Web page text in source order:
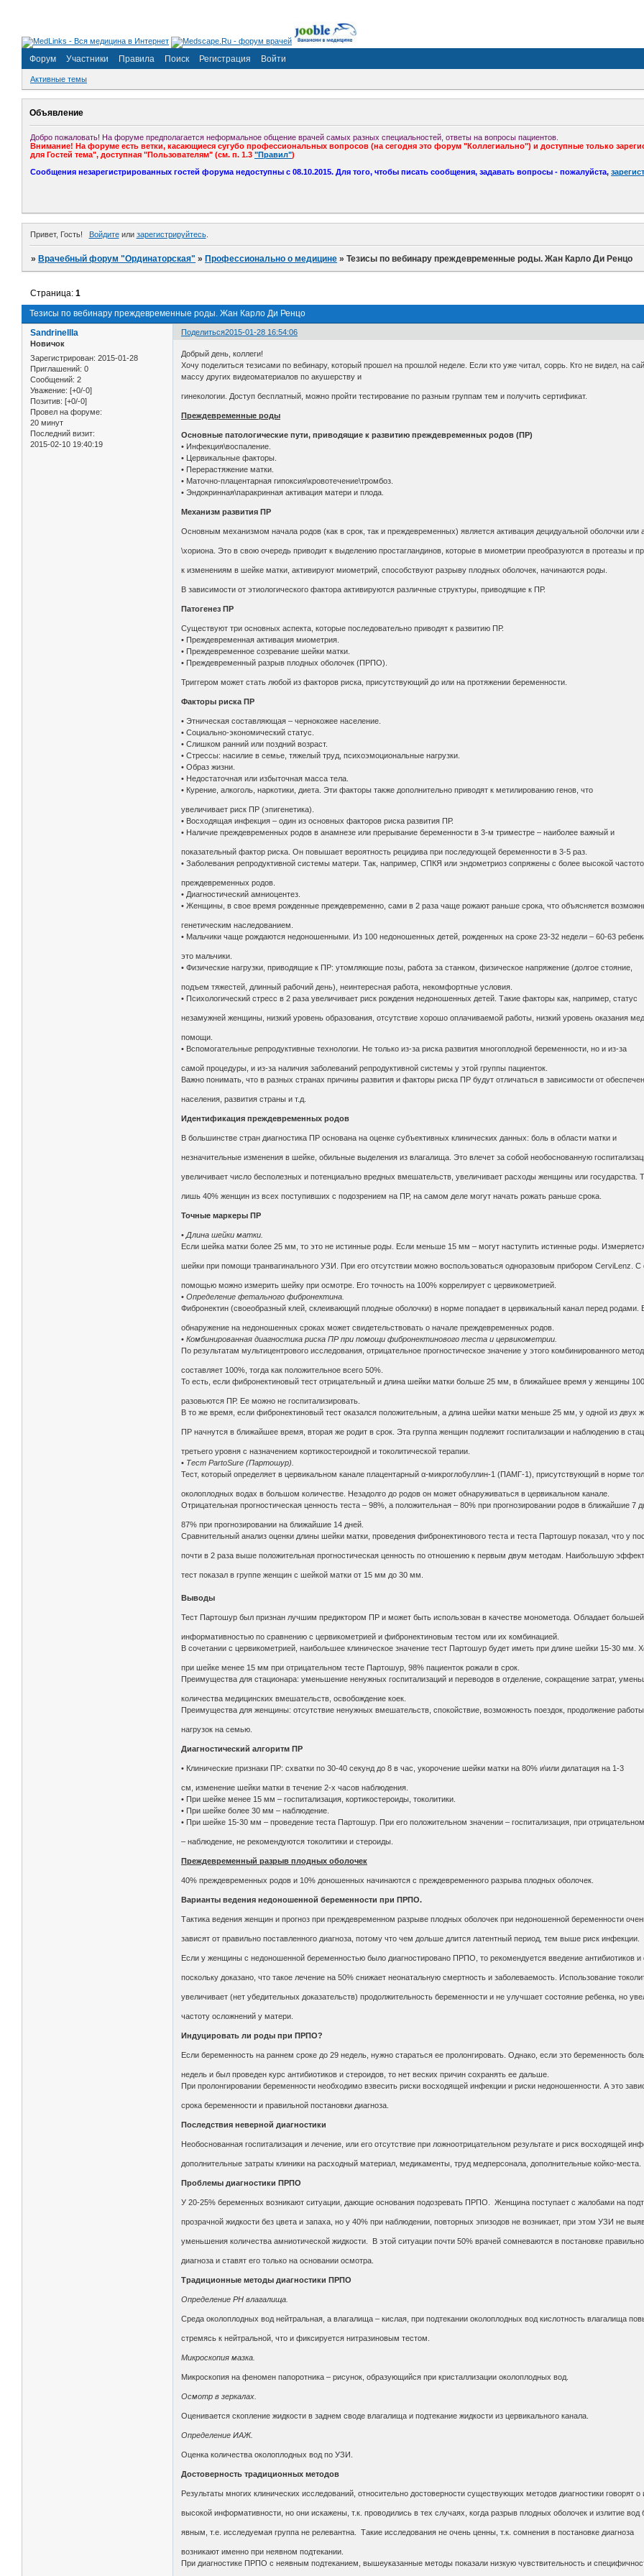
Форум Участники Правила Поиск Регистрация Войти
Активные темы
Объявление
Добро пожаловать! На форуме предполагается неформальное общение врачей самых разных специальностей, ответы на вопросы пациентов.
Внимание! На форуме есть ветки, касающиеся сугубо профессиональных вопросов (на сегодня это форум "Коллегиально") и доступные только
для Гостей тема", доступная "Пользователям" (см. п. 1.3 "Правил")
Сообщения незарегистрированных гостей форума недоступны с 08.10.2015. Для того, чтобы писать сообщения, задавать вопросы - пожалуйста,
Привет, Гость! Войдитеили зарегистрируйтесь.
» Врачебный форум "Ординаторская" » Профессионально о медицине »Тезисы по вебинару преждевременные роды. Жан Карло Ди Ренцо
Тезисы по вебинару преждевременные роды. Жан Карло Ди Ренцо
Страница:1
Поделиться2015-01-28 16:54:06
Sandrinellla
Новичок
Зарегистрирован: 2015-01-28
Приглашений: 0
Сообщений: 2
Уважение: [+0/-0]
Позитив: [+0/-0]
Провел на форуме:
20 минут
Последний визит:
2015-02-10 19:40:19
Добрый день, коллеги!
Хочу поделиться тезисами по вебинару, который прошел на прошлой неделе. Если кто уже читал, соррь. Кто не видел, на
массу других видеоматериалов по акушерству и
гинекологии. Доступ бесплатный, можно пройти тестирование по разным группам тем и получить сертификат.
Преждевременные роды
Основные патологические пути, приводящие к развитию преждевременных родов (ПР)
• Инфекция\воспаление.
• Цервикальные факторы.
• Перерастяжение матки.
• Маточно-плацентарная гипоксия\кровотечение\тромбоз.
• Эндокринная\паракринная активация матери и плода.
Механизм развития ПР
Основным механизмом начала родов (как в срок, так и преждевременных) является активация децидуальной оболочки или
\хориона. Это в свою очередь приводит к выделению простагландинов, которые в миометрии преобразуются в протеазы и
к изменениям в шейке матки, активируют миометрий, способствуют разрыву плодных оболочек, начинаются роды.
В зависимости от этиологического фактора активируются различные структуры, приводящие к ПР.
Патогенез ПР
Существуют три основных аспекта, которые последовательно приводят к развитию ПР.
• Преждевременная активация миометрия.
• Преждевременное созревание шейки матки.
• Преждевременный разрыв плодных оболочек (ПРПО).
Триггером может стать любой из факторов риска, присутствующий до или на протяжении беременности.
Факторы риска ПР
• Этническая составляющая – чернокожее население.
• Социально-экономический статус.
• Слишком ранний или поздний возраст.
• Стрессы: насилие в семье, тяжелый труд, психоэмоциональные нагрузки.
• Образ жизни.
• Недостаточная или избыточная масса тела.
• Курение, алкоголь, наркотики, диета. Эти факторы также дополнительно приводят к метилированию генов, что
увеличивает риск ПР (эпигенетика).
• Восходящая инфекция – один из основных факторов риска развития ПР.
• Наличие преждевременных родов в анамнезе или прерывание беременности в 3-м триместре – наиболее важный и
показательный фактор риска. Он повышает вероятность рецидива при последующей беременности в 3-5 раз.
• Заболевания репродуктивной системы матери. Так, например, СПКЯ или эндометриоз сопряжены с более высокой
преждевременных родов.
• Диагностический амниоцентез.
• Женщины, в свое время рожденные преждевременно, сами в 2 раза чаще рожают раньше срока, что объясняется
генетическим наследованием.
• Мальчики чаще рождаются недоношенными. Из 100 недоношенных детей, рожденных на сроке 23-32 недели – 60-63
это мальчики.
• Физические нагрузки, приводящие к ПР: утомляющие позы, работа за станком, физическое напряжение (долгое стояние,
подъем тяжестей, длинный рабочий день), неинтересная работа, некомфортные условия.
• Психологический стресс в 2 раза увеличивает риск рождения недоношенных детей. Такие факторы как, например, статус
незамужней женщины, низкий уровень образования, отсутствие хорошо оплачиваемой работы, низкий уровень оказания
помощи.
• Вспомогательные репродуктивные технологии. Не только из-за риска развития многоплодной беременности, но и из-за
самой процедуры, и из-за наличия заболеваний репродуктивной системы у этой группы пациенток.
Важно понимать, что в разных странах причины развития и факторы риска ПР будут отличаться в зависимости от
населения, развития страны и т.д.
Идентификация преждевременных родов
В большинстве стран диагностика ПР основана на оценке субъективных клинических данных: боль в области матки и
незначительные изменения в шейке, обильные выделения из влагалища. Это влечет за собой необоснованную
увеличивает число бесполезных и потенциально вредных вмешательств, увеличивает расходы женщины или государства.
лишь 40% женщин из всех поступивших с подозрением на ПР, на самом деле могут начать рожать раньше срока.
Точные маркеры ПР
•Длина шейки матки.
Если шейка матки более 25 мм, то это не истинные роды. Если меньше 15 мм – могут наступить истинные роды.
шейки при помощи транвагинального УЗИ. При его отсутствии можно воспользоваться одноразовым прибором CerviLenz. С
помощью можно измерить шейку при осмотре. Его точность на 100% коррелирует с цервикометрией.
•Определение фетального фибронектина.
Фибронектин (своеобразный клей, склеивающий плодные оболочки) в норме попадает в цервикальный канал перед родами.
обнаружение на недоношенных сроках может свидетельствовать о начале преждевременных родов.
•Комбинированная диагностика риска ПР при помощи фибронектинового теста и цервикометрии.
По результатам мультицентрового исследования, отрицательное прогностическое значение у этого комбинированного
составляет 100%, тогда как положительное всего 50%.
То есть, если фибронектиновый тест отрицательный и длина шейки матки больше 25 мм, в ближайшее время у женщины
разовьются ПР. Ее можно не госпитализировать.
В то же время, если фибронектиновый тест оказался положительным, а длина шейки матки меньше 25 мм, у одной из двух
ПР начнутся в ближайшее время, вторая же родит в срок. Эта группа женщин подлежит госпитализации и наблюдению в
третьего уровня с назначением кортикостероидной и токолитической терапии.
• Тест PartoSure (Партошур).
Тест, который определяет в цервикальном канале плацентарный α-микроглобуллин-1 (ПАМГ-1), присутствующий в норме
околоплодных водах в большом количестве. Незадолго до родов он может обнаруживаться в цервикальном канале.
Отрицательная прогностическая ценность теста – 98%, а положительная – 80% при прогнозировании родов в ближайшие 7
87% при прогнозировании на ближайшие 14 дней.
Сравнительный анализ оценки длины шейки матки, проведения фибронектинового теста и теста Партошур показал, что у
почти в 2 раза выше положительная прогностическая ценность по отношению к первым двум методам. Наибольшую
тест показал в группе женщин с шейкой матки от 15 мм до 30 мм.
Выводы
Тест Партошур был признан лучшим предиктором ПР и может быть использован в качестве монометода. Обладает большей
информативностью по сравнению с цервикометрией и фибронектиновым тестом или их комбинацией.
В сочетании с цервикометрией, наибольшее клиническое значение тест Партошур будет иметь при длине шейки 15-30 мм.
при шейке менее 15 мм при отрицательном тесте Партошур, 98% пациенток рожали в срок.
Преимущества для стационара: уменьшение ненужных госпитализаций и переводов в отделение, сокращение затрат,
количества медицинских вмешательств, освобождение коек.
Преимущества для женщины: отсутствие ненужных вмешательств, спокойствие, возможность поездок, продолжение
нагрузок на семью.
Диагностический алгоритм ПР
• Клинические признаки ПР: схватки по 30-40 секунд до 8 в час, укорочение шейки матки на 80% и\или дилатация на 1-3
см, изменение шейки матки в течение 2-х часов наблюдения.
• При шейке менее 15 мм – госпитализация, кортикостероиды, токолитики.
• При шейке более 30 мм – наблюдение.
• При шейке 15-30 мм – проведение теста Партошур. При его положительном значении – госпитализация, при отрицательном
– наблюдение, не рекомендуются токолитики и стероиды.
Преждевременный разрыв плодных оболочек
40% преждевременных родов и 10% доношенных начинаются с преждевременного разрыва плодных оболочек.
Варианты ведения недоношенной беременности при ПРПО.
Тактика ведения женщин и прогноз при преждевременном разрыве плодных оболочек при недоношенной беременности
зависят от правильно поставленного диагноза, потому что чем дольше длится латентный период, тем выше риск инфекции.
Если у женщины с недоношенной беременностью было диагностировано ПРПО, то рекомендуется введение антибиотиков и
поскольку доказано, что такое лечение на 50% снижает неонатальную смертность и заболеваемость. Использование
увеличивает (нет убедительных доказательств) продолжительность беременности и не улучшает состояние ребенка, но
частоту осложнений у матери.
Индуцировать ли роды при ПРПО?
Если беременность на раннем сроке до 29 недель, нужно стараться ее пролонгировать. Однако, если это беременность
недель и был проведен курс антибиотиков и стероидов, то нет веских причин сохранять ее дальше.
При пролонгировании беременности необходимо взвесить риски восходящей инфекции и риски недоношенности. А это
срока беременности и правильной постановки диагноза.
Последствия неверной диагностики
Необоснованная госпитализация и лечение, или его отсутствие при ложноотрицательном результате и риск восходящей
дополнительные затраты клиники на расходный материал, медикаменты, труд медперсонала, дополнительные койко-места.
Проблемы диагностики ПРПО
У 20-25% беременных возникают ситуации, дающие основания подозревать ПРПО. Женщина поступает с жалобами на
прозрачной жидкости без цвета и запаха, но у 40% при наблюдении, повторных эпизодов не возникает, при этом УЗИ не
уменьшения количества амниотической жидкости. В этой ситуации почти 50% врачей сомневаются в постановке
диагноза и ставят его только на основании осмотра.
Традиционные методы диагностики ПРПО
Определение РН влагалища.
Среда околоплодных вод нейтральная, а влагалища – кислая, при подтекании околоплодных вод кислотность влагалища
стремясь к нейтральной, что и фиксируется нитразиновым тестом.
Микроскопия мазка.
Микроскопия на феномен папоротника – рисунок, образующийся при кристаллизации околоплодных вод.
Осмотр в зеркалах.
Оценивается скопление жидкости в заднем своде влагалища и подтекание жидкости из цервикального канала.
Определение ИАЖ.
Оценка количества околоплодных вод по УЗИ.
Достоверность традиционных методов
Результаты многих клинических исследований, относительно достоверности существующих методов диагностики говорят о
высокой информативности, но они искажены, т.к. проводились в тех случаях, когда разрыв плодных оболочек и излитие вод
явным, т.е. исследуемая группа не релевантна. Такие исследования не очень ценны, т.к. сомнения в постановке диагноза
возникают именно при неявном подтекании.
При диагностике ПРПО с неявным подтеканием, вышеуказанные методы показали низкую чувствительность и